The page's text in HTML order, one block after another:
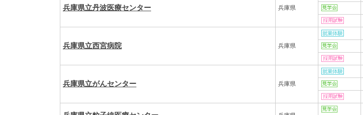
兵庫県立丹波医療センター 兵庫県
兵庫県立西宮病院 兵庫県
兵庫県立がんセンター 兵庫県